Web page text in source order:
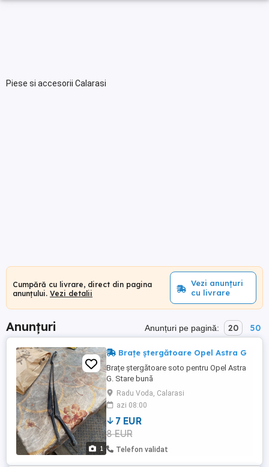
Piese si accesorii Calarasi
Cumpără cu livrare, direct din pagina
anunțului. Vezi detalii
Vezi anunțuri
cu livrare
Anunțuri Anunțuri pe pagină: 20 50
1
Brațe ștergătoare Opel Astra G
Brațe ștergătoare soto pentru Opel Astra
G. Stare bună
Radu Voda, Calarasi
azi 08:00
7 EUR
8 EUR
Telefon validat